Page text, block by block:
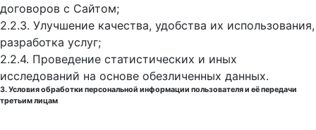
договоров с Сайтом;
2.2.3. Улучшение качества, удобства их использования,
разработка услуг;
2.2.4. Проведение статистических и иных
исследований на основе обезличенных данных.
3. Условия обработки персональной информации пользователя и её передачи
третьим лицам